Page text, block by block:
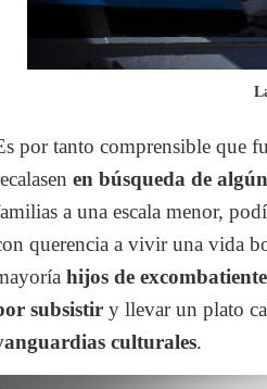
por tanto comprensible que
en búsqueda de algún
a una escala menor,
querencia a vivir una vida
hijos de
subsistir y llevar un plato
culturales.